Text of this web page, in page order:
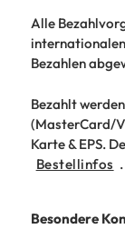
Alle
Bezahlen
Bezahlt
(MasterCard/
Karte & EPS.
Bestellinfos .
Besondere